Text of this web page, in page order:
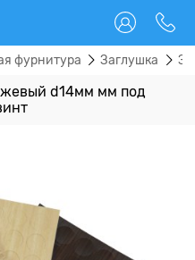
фурнитура Заглушка
d14мм мм под